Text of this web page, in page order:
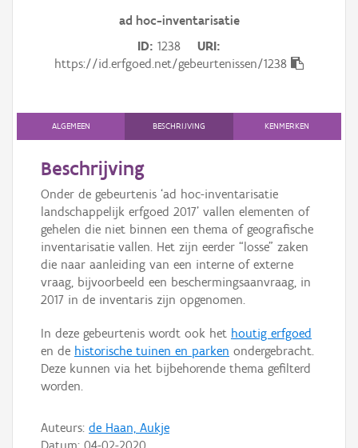
Gebeurtenis
Downloads
Hergebruik
Aanmelden
ad hoc-inventarisatie
ID 1238
URI
https://id.erfgoed.net/gebeurtenissen/1238
ALGEMEEN BESCHRIJVING KENMERKEN
Beschrijving
Onder de gebeurtenis ‘ad hoc-inventarisatie
landschappelijk erfgoed 2017’ vallen elementen of
gehelen die niet binnen een thema of geografische
inventarisatie vallen. Het zijn eerder “losse” zaken
die naar aanleiding van een interne of externe
vraag, bijvoorbeeld een beschermingsaanvraag, in
2017 in de inventaris zijn opgenomen.
In deze gebeurtenis wordt ook het houtig erfgoed
en de historische tuinen en parken ondergebracht.
Deze kunnen via het bijbehorende thema gefilterd
worden.
Auteurs: de Haan, Aukje